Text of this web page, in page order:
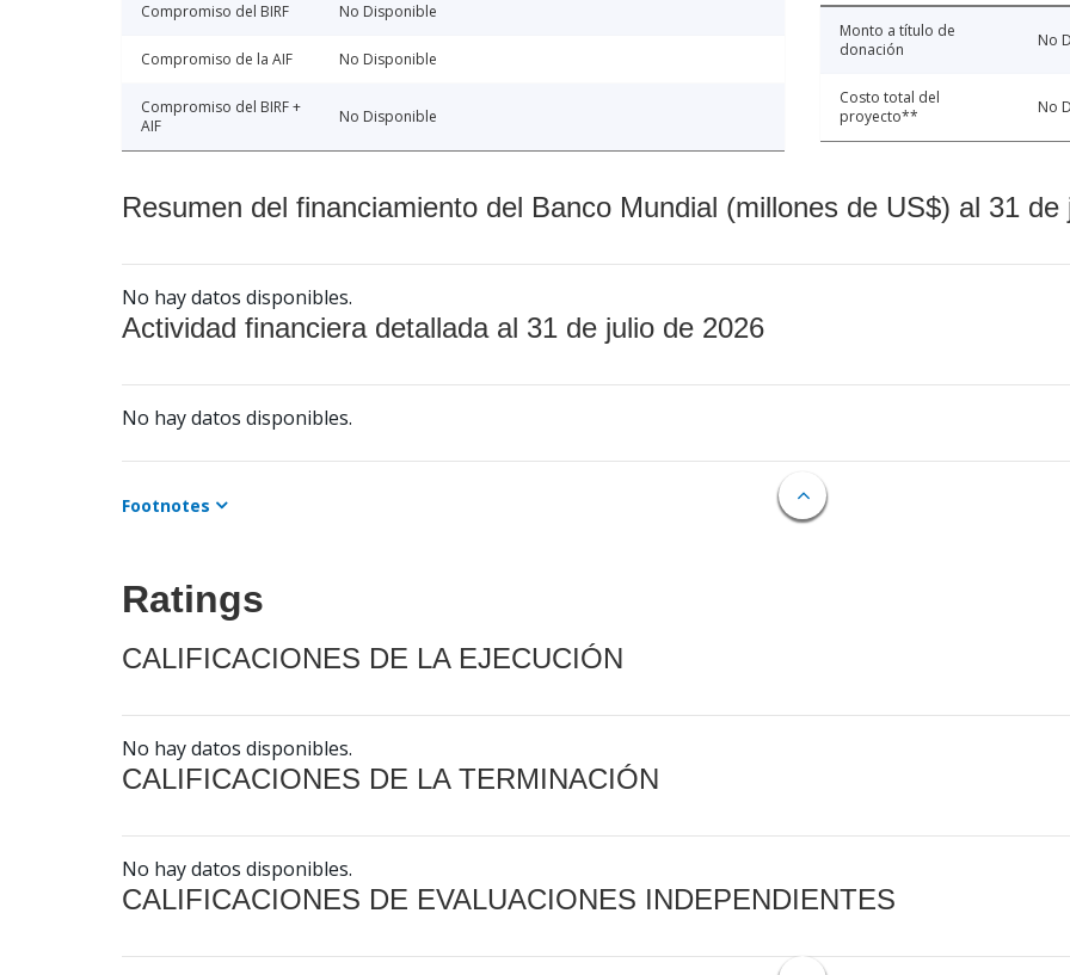
Compromiso del BIRF No Disponible
Compromiso de la AIF No Disponible
Compromiso del BIRF +
AIF
No Disponible
Monto a título de
donación
No
Costo total del
proyecto**
No
Resumen del financiamiento del Banco Mundial (millones de US$) al 31 de
No hay datos disponibles.
Actividad financiera detallada al 31 de julio de 2026
No hay datos disponibles.
Footnotes
Ratings
CALIFICACIONES DE LA EJECUCIÓN
No hay datos disponibles.
CALIFICACIONES DE LA TERMINACIÓN
No hay datos disponibles.
CALIFICACIONES DE EVALUACIONES INDEPENDIENTES